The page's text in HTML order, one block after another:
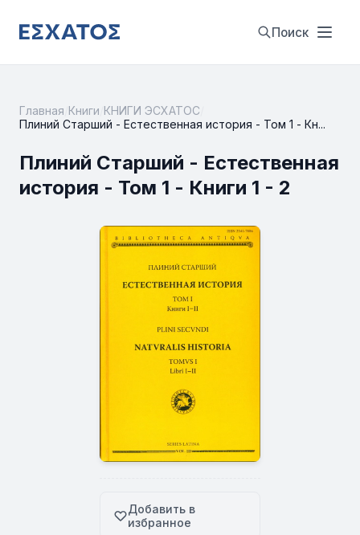
Поиск
Главная Книги КНИГИ ЭСХАТОС
Плиний Старший - Естественная история - Том 1 - Кн...
Плиний Старший - Естественная
история - Том 1 - Книги 1 - 2
Добавить в
избранное